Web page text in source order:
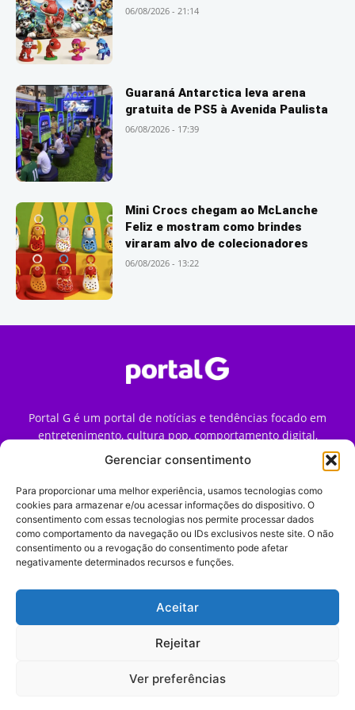
Gerenciar consentimento
Para proporcionar uma melhor experiência, usamos tecnologias como
cookies para armazenar e/ou acessar informações do dispositivo. O
consentimento com essas tecnologias nos permite processar dados
como comportamento da navegação ou IDs exclusivos neste site. O não
consentimento ou a revogação do consentimento pode afetar
negativamente determinados recursos e funções.
Aceitar
Rejeitar
Ver preferências
06/08/2026 - 21:14
Guaraná Antarctica leva arena
gratuita de PS5 à Avenida Paulista
06/08/2026 - 17:39
Mini Crocs chegam ao McLanche
Feliz e mostram como brindes
viraram alvo de colecionadores
06/08/2026 - 13:22
Portal G é um portal de notícias e tendências focado em
entretenimento, cultura pop, comportamento digital,
streaming, games e iniciativas de marca que impactam a
forma como o público vive e consome internet no Brasil.
Contato:contato@portalg.com.br
Início Sobre
Termos de Uso
Política de Privacidade
Contato